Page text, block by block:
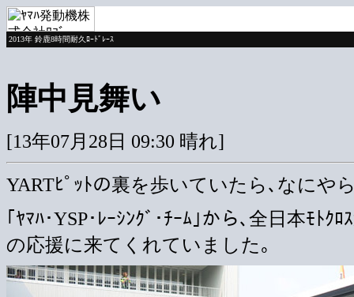
2013年 鈴鹿8時間耐久ﾛｰﾄﾞﾚｰｽ
陣中見舞い
[13年07月28日 09:30 晴れ]
YARTﾋﾟｯﾄの裏を歩いていたら､なにや
｢ﾔﾏﾊ･YSP･ﾚｰｼﾝｸﾞ･ﾁｰﾑ｣から､全日本ﾓﾄ
の応援に来てくれていました｡